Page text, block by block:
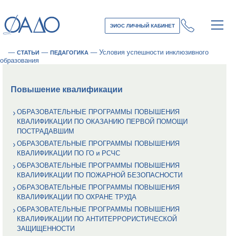
ЭИОС ЛИЧНЫЙ КАБИНЕТ
— СТАТЬИ — ПЕДАГОГИКА — Условия успешности инклюзивного
образования
Повышение квалификации
ОБРАЗОВАТЕЛЬНЫЕ ПРОГРАММЫ ПОВЫШЕНИЯ
КВАЛИФИКАЦИИ ПО ОКАЗАНИЮ ПЕРВОЙ ПОМОЩИ
ПОСТРАДАВШИМ
ОБРАЗОВАТЕЛЬНЫЕ ПРОГРАММЫ ПОВЫШЕНИЯ
КВАЛИФИКАЦИИ ПО ГО и РСЧС
ОБРАЗОВАТЕЛЬНЫЕ ПРОГРАММЫ ПОВЫШЕНИЯ
КВАЛИФИКАЦИИ ПО ПОЖАРНОЙ БЕЗОПАСНОСТИ
ОБРАЗОВАТЕЛЬНЫЕ ПРОГРАММЫ ПОВЫШЕНИЯ
КВАЛИФИКАЦИИ ПО ОХРАНЕ ТРУДА
ОБРАЗОВАТЕЛЬНЫЕ ПРОГРАММЫ ПОВЫШЕНИЯ
КВАЛИФИКАЦИИ ПО АНТИТЕРРОРИСТИЧЕСКОЙ
ЗАЩИЩЕННОСТИ